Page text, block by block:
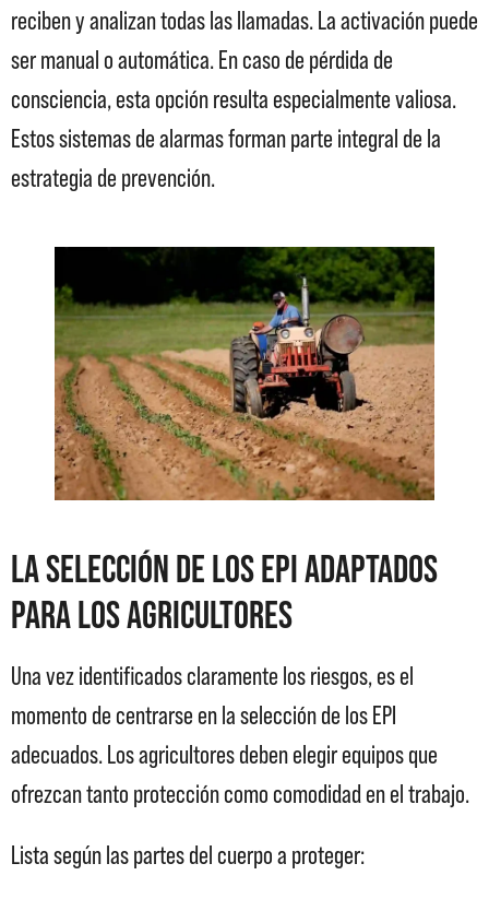
reciben y analizan todas las llamadas. La activación puede
ser manual o automática. En caso de pérdida de
consciencia, esta opción resulta especialmente valiosa.
Estos sistemas de alarmas forman parte integral de la
estrategia de prevención.
La selección de los EPI adaptados
para los agricultores
Una vez identificados claramente los riesgos, es el
momento de centrarse en la selección de los EPI
adecuados. Los agricultores deben elegir equipos que
ofrezcan tanto protección como comodidad en el trabajo.
Lista según las partes del cuerpo a proteger: